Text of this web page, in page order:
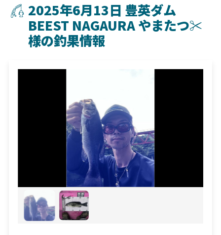
2025年6月13日 豊英ダム
BEEST NAGAURA やまたつ✂︎
様の釣果情報